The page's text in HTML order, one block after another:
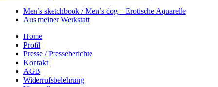
Men’s sketchbook / Men’s dog – Erotische Aquarelle
Aus meiner Werkstatt
Home
Profil
Presse / Presseberichte
Kontakt
AGB
Widerrufsbelehrung